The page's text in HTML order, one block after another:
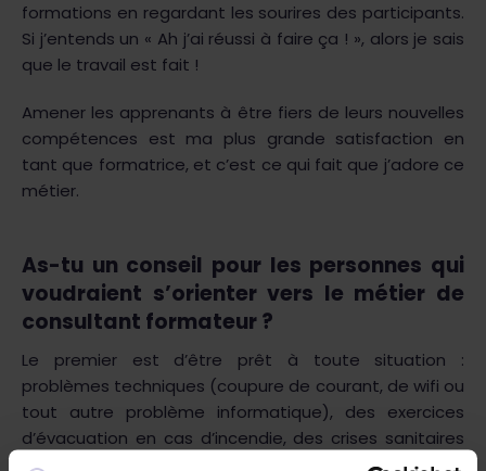
formations en regardant les sourires des participants.
Si j’entends un « Ah j’ai réussi à faire ça ! », alors je sais
que le travail est fait !
Amener les apprenants à être fiers de leurs nouvelles
compétences est ma plus grande satisfaction en
tant que formatrice, et c’est ce qui fait que j’adore ce
métier.
As-tu un conseil pour les personnes qui
voudraient s’orienter vers le métier de
consultant formateur ?
Le premier est d’être prêt à toute situation :
problèmes techniques (coupure de courant, de wifi ou
tout autre problème informatique), des exercices
d’évacuation en cas d’incendie, des crises sanitaires
qui font que la moitié des participants sont confinés